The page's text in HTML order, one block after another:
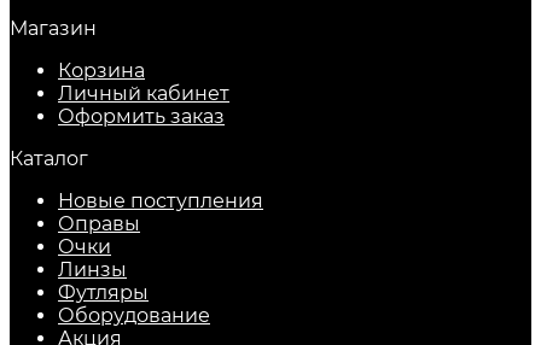
Магазин
Корзина
Личный кабинет
Оформить заказ
Каталог
Новые поступления
Оправы
Очки
Линзы
Футляры
Оборудование
Акция